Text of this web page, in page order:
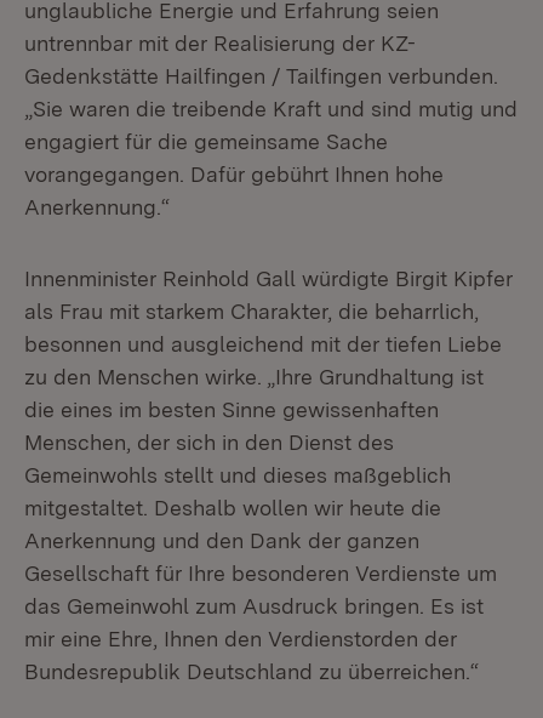
unglaubliche Energie und Erfahrung seien
untrennbar mit der Realisierung der KZ-
Gedenkstätte Hailfingen / Tailfingen verbunden.
„Sie waren die treibende Kraft und sind mutig und
engagiert für die gemeinsame Sache
vorangegangen. Dafür gebührt Ihnen hohe
Anerkennung.“
Innenminister Reinhold Gall würdigte Birgit Kipfer
als Frau mit starkem Charakter, die beharrlich,
besonnen und ausgleichend mit der tiefen Liebe
zu den Menschen wirke. „Ihre Grundhaltung ist
die eines im besten Sinne gewissenhaften
Menschen, der sich in den Dienst des
Gemeinwohls stellt und dieses maßgeblich
mitgestaltet. Deshalb wollen wir heute die
Anerkennung und den Dank der ganzen
Gesellschaft für Ihre besonderen Verdienste um
das Gemeinwohl zum Ausdruck bringen. Es ist
mir eine Ehre, Ihnen den Verdienstorden der
Bundesrepublik Deutschland zu überreichen.“